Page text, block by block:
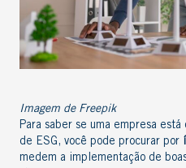
Imagem de Freepik
Para saber se uma empresa
de ESG, você pode procurar por
medem a implementação de